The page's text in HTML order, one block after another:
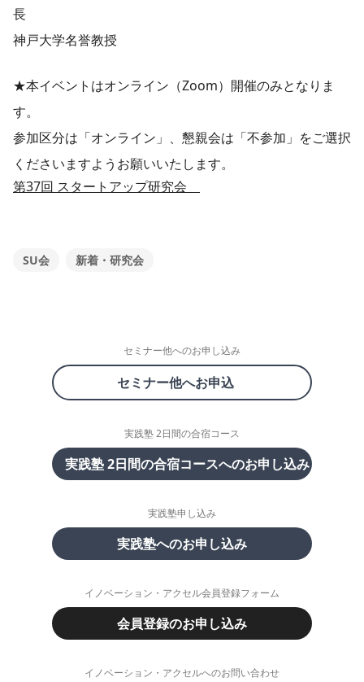
長
神戸大学名誉教授
★本イベントはオンライン（Zoom）開催のみとなりま
す。
参加区分は「オンライン」、懇親会は「不参加」をご選択
くださいますようお願いいたします。
第37回 スタートアップ研究会
SU会 新着・研究会
セミナー他へのお申し込み
セミナー他へお申込
実践塾 2日間の合宿コース
実践塾 2日間の合宿コースへのお申し込み
実践塾申し込み
実践塾へのお申し込み
イノベーション・アクセル会員登録フォーム
会員登録のお申し込み
イノベーション・アクセルへのお問い合わせ